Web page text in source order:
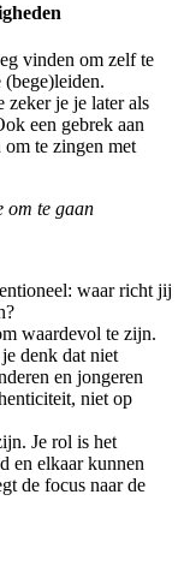
vinden om zelf te
zeker je je later als
een gebrek aan
te zingen met
om te gaan
waar richt jij
waardevol te zijn.
denk dat niet
en jongeren
niet op
Je rol is het
en elkaar kunnen
de focus naar de